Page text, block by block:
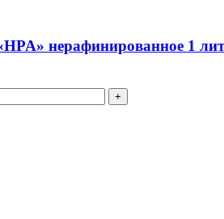
нерафинированное 1